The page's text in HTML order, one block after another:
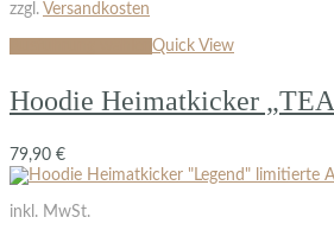
zzgl. Versandkosten
Quick View
Hoodie Heimatkicker
79,90 €
inkl. MwSt.